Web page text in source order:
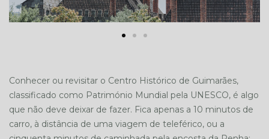
Conhecer ou revisitar o Centro Histórico de Guimarães,
classificado como Património Mundial pela UNESCO, é algo
que não deve deixar de fazer. Fica apenas a 10 minutos de
carro, à distância de uma viagem de teleférico, ou a